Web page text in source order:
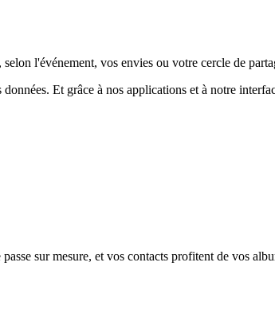
l'événement, vos envies ou votre cercle de
Et grâce à nos applications et à notre
sur mesure, et vos contacts profitent de vos